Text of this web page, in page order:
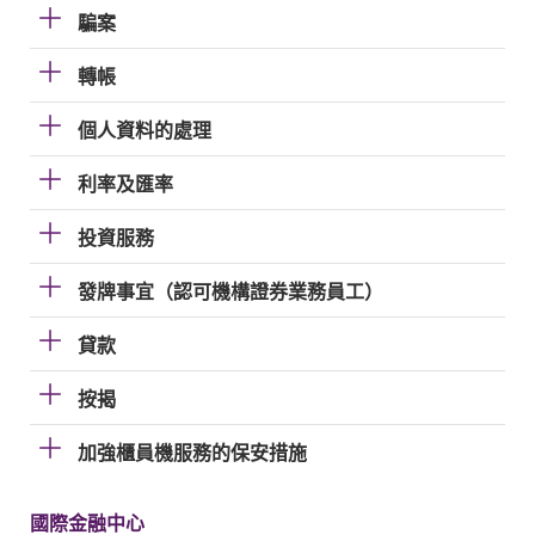
騙案
轉帳
個人資料的處理
利率及匯率
投資服務
發牌事宜（認可機構證券業務員工）
貸款
按揭
加強櫃員機服務的保安措施
國際金融中心